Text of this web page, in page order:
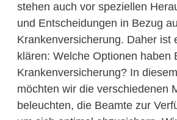
stehen auch vor speziellen
und Entscheidungen in Bezug
Krankenversicherung. Daher ist
klären: Welche Optionen haben
Krankenversicherung? In
möchten wir die verschiedenen
beleuchten, die Beamte zur